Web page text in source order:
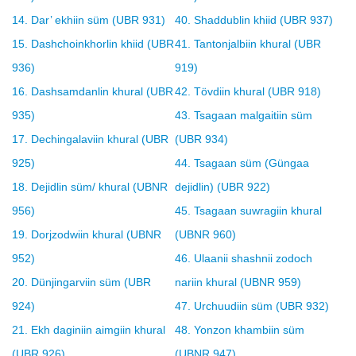
14. Dar’ ekhiin süm (UBR 931)
15. Dashchoinkhorlin khiid (UBR
936)
16. Dashsamdanlin khural (UBR
935)
17. Dechingalaviin khural (UBR
925)
18. Dejidlin süm/ khural (UBNR
956)
19. Dorjzodwiin khural (UBNR
952)
20. Dünjingarviin süm (UBR
924)
21. Ekh daginiin aimgiin khural
(UBR 926)
40. Shaddublin khiid (UBR 937)
41. Tantonjalbiin khural (UBR
919)
42. Tövdiin khural (UBR 918)
43. Tsagaan malgaitiin süm
(UBR 934)
44. Tsagaan süm (Güngaa
dejidlin) (UBR 922)
45. Tsagaan suwragiin khural
(UBNR 960)
46. Ulaanii shashnii zodoch
nariin khural (UBNR 959)
47. Urchuudiin süm (UBR 932)
48. Yonzon khambiin süm
(UBNR 947)